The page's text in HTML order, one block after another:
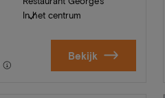
In het centrum
Bekijk